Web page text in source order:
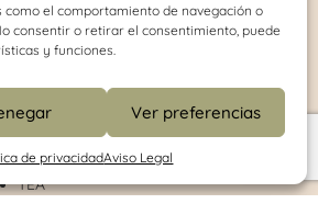
el comportamiento de navegación o
consentir o retirar el consentimiento, puede
y funciones.
Ver preferencias
de privacidadAviso Legal
Disfemia
Dislexia
Retraso del lenguaje
Habilidades de comunicación
TEA